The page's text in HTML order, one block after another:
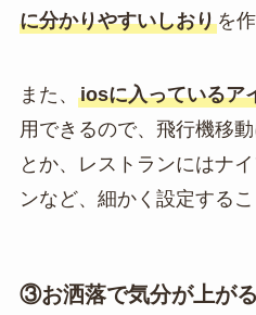
に分かりやすいしおりを
また、 iosに入っているア
用できるので、飛行機移
とか、レストランにはナ
ンなど、細かく設定するこ
③お洒落で気分が上が